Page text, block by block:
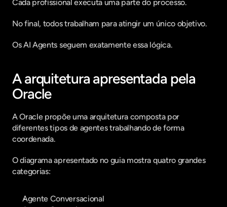
Cada profissional executa uma parte do processo.
No final, todos trabalham para atingir um único objetivo.
Os AI Agents seguem exatamente essa lógica.
A arquitetura apresentada pela
Oracle
A Oracle propõe uma arquitetura composta por
diferentes tipos de agentes trabalhando de forma
coordenada.
O diagrama apresentado no guia mostra quatro grandes
categorias:
Agente Conversacional